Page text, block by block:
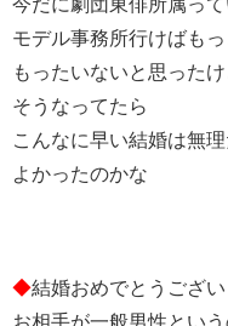
今だに劇団東俳所属って
モデル事務所行けばも
もったいないと思った
そうなってたら
こんなに早い結婚は無
よかったのかな
◆結婚おめでとうござい